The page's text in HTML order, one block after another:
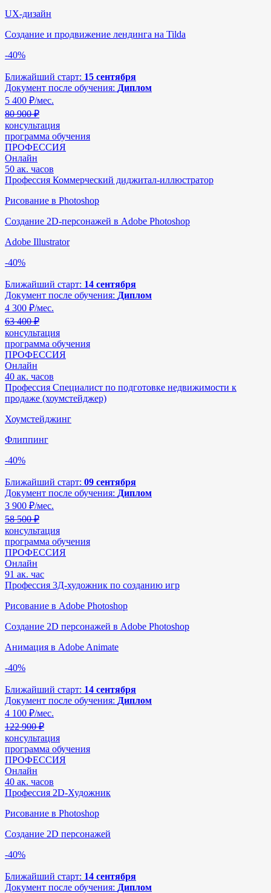
UX-дизайн
Создание и продвижение лендинга на Tilda
-40%
Ближайший старт: 15 сентября
Документ после обучения: Диплом
5 400 ₽/мес.
80 900 ₽
консультация
программа обучения
ПРОФЕССИЯ
Онлайн
50 ак. часов
Профессия Коммерческий диджитал-иллюстратор
Рисование в Photoshop
Создание 2D-персонажей в Adobe Photoshop
Adobe Illustrator
-40%
Ближайший старт: 14 сентября
Документ после обучения: Диплом
4 300 ₽/мес.
63 400 ₽
консультация
программа обучения
ПРОФЕССИЯ
Онлайн
40 ак. часов
Профессия Специалист по подготовке недвижимости к
продаже (хоумстейджер)
Хоумстейджинг
Флиппинг
-40%
Ближайший старт: 09 сентября
Документ после обучения: Диплом
3 900 ₽/мес.
58 500 ₽
консультация
программа обучения
ПРОФЕССИЯ
Онлайн
91 ак. час
Профессия 3Д-художник по созданию игр
Рисование в Adobe Photoshop
Создание 2D персонажей в Adobe Photoshop
Анимация в Adobe Animate
-40%
Ближайший старт: 14 сентября
Документ после обучения: Диплом
4 100 ₽/мес.
122 900 ₽
консультация
программа обучения
ПРОФЕССИЯ
Онлайн
40 ак. часов
Профессия 2D-Художник
Рисование в Photoshop
Создание 2D персонажей
-40%
Ближайший старт: 14 сентября
Документ после обучения: Диплом